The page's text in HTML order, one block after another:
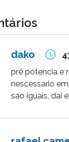
dako
pré potencia e
nescessario
sao iguais, dai